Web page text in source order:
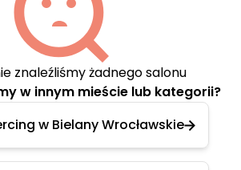
znaleźliśmy żadnego salonu
w innym mieście lub kategorii?
w Bielany Wrocławskie